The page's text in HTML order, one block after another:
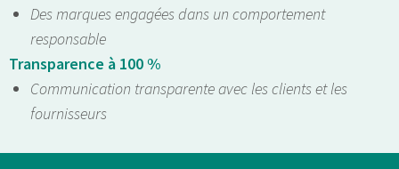
Des marques engagées dans un comportement
responsable
Transparence à 100 %
Communication transparente avec les clients et les
fournisseurs